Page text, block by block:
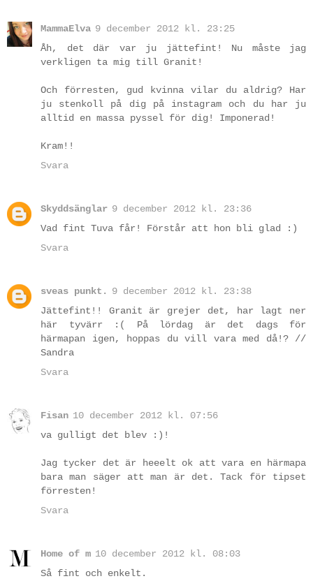
MammaElva 9 december 2012 kl. 23:25
Åh, det där var ju jättefint! Nu måste jag
verkligen ta mig till Granit!
Och förresten, gud kvinna vilar du aldrig? Har
ju stenkoll på dig på instagram och du har ju
alltid en massa pyssel för dig! Imponerad!
Kram!!
Svara
Skyddsänglar 9 december 2012 kl. 23:36
Vad fint Tuva får! Förstår att hon bli glad :)
Svara
sveas punkt.
9 december 2012 kl. 23:38
Jättefint!! Granit är grejer det, har lagt ner
här tyvärr :( På lördag är det dags för
härmapan igen, hoppas du vill vara med då!? //
Sandra
Svara
Fisan 10 december 2012 kl. 07:56
va gulligt det blev :)!
Jag tycker det är heeelt ok att vara en härmapa
bara man säger att man är det. Tack för tipset
förresten!
Svara
Home of m 10 december 2012 kl. 08:03
Så fint och enkelt.